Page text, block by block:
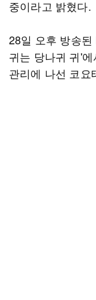
중이라고 밝혔다.
28일 오후 방송
귀는 당나귀 귀'
관리에 나선 코요